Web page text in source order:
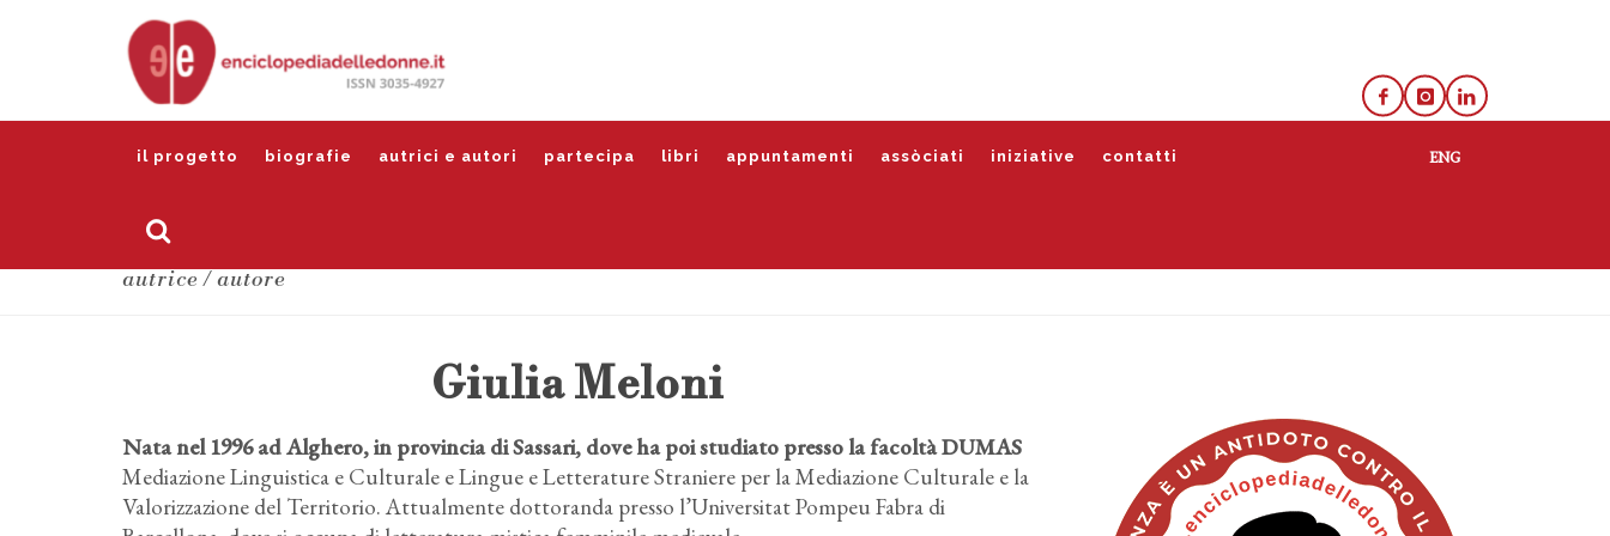
il progetto biografie autrici e autori partecipa libri appuntamenti assòciati iniziative contatti
autrice / autore
Giulia Meloni
Nata nel 1996 ad Alghero, in provincia di Sassari, dove ha poi studiato presso la facoltà DUMAS
Mediazione Linguistica e Culturale e Lingue e Letterature Straniere per la Mediazione Culturale e la
Valorizzazione del Territorio. Attualmente dottoranda presso l’Universitat Pompeu Fabra di